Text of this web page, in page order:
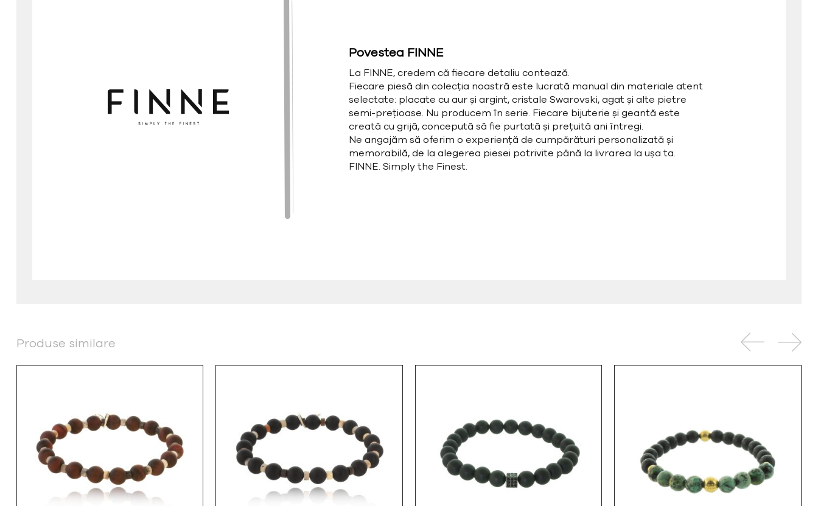
Povestea FINNE
La FINNE, credem că fiecare detaliu contează.
Fiecare piesă din colecția noastră este lucrată manual din materiale atent
selectate: placate cu aur și argint, cristale Swarovski, agat și alte pietre
semi-prețioase. Nu producem în serie. Fiecare bijuterie și geantă este
creată cu grijă, concepută să fie purtată și prețuită ani întregi.
Ne angajăm să oferim o experiență de cumpărături personalizată și
memorabilă, de la alegerea piesei potrivite până la livrarea la ușa ta.
FINNE. Simply the Finest.
Produse similare